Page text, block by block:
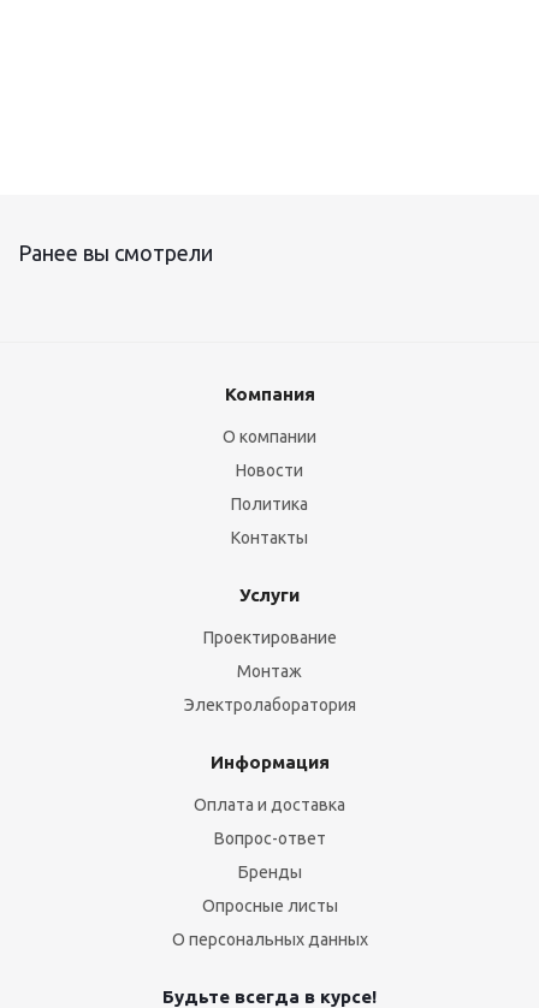
Ранее вы смотрели
Компания
О компании
Новости
Политика
Контакты
Услуги
Проектирование
Монтаж
Электролаборатория
Информация
Оплата и доставка
Вопрос-ответ
Бренды
Опросные листы
О персональных данных
Будьте всегда в курсе!